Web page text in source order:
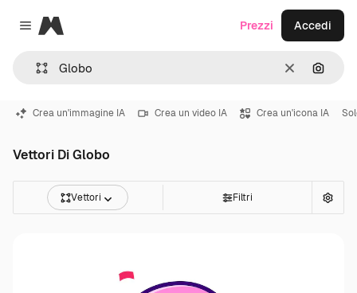
Close menu
Magnific
CancellaCerca
Prezzi Accedi
Crea un'immagine IA Crea un video IA Crea un'icona IA
Vettori Di Globo
Vettori Filtri